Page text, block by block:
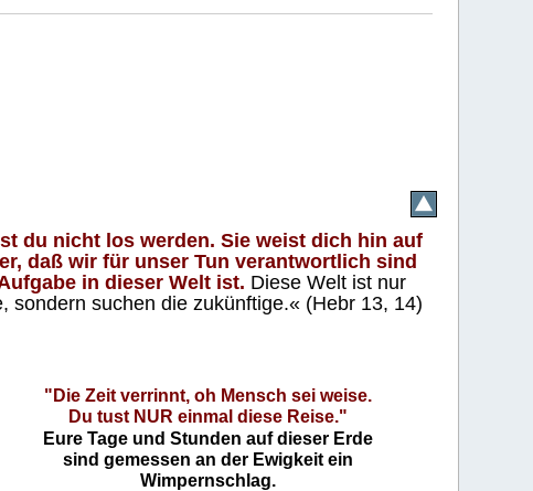
du nicht los werden. Sie weist dich hin auf
daß wir für unser Tun verantwortlich sind
in dieser Welt ist. Diese Welt ist nur
sondern suchen die zukünftige.« (Hebr 13, 14)
"Die Zeit verrinnt, oh Mensch sei weise.
Du tust NUR einmal diese Reise."
Eure Tage und Stunden auf dieser Erde
sind gemessen an der Ewigkeit ein
Wimpernschlag.